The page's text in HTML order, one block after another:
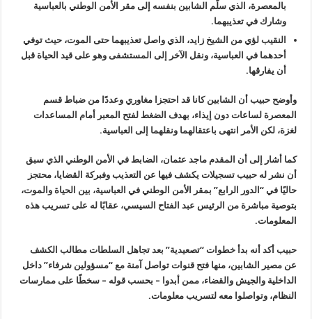
بالمعصرة، الذي سلّم الشابين بنفسه إلى مقر الأمن الوطني بالعباسية
وشارك في تعذيبهما.
النقيب لؤي من الشيخ زايد، الذي واصل تعذيبهما حتى الموت، حيث توفي
أحدهما في العباسية، ونقل الآخر إلى المستشفى وهو على قيد الحياة قبل
أن يفارقها.
وأوضح حبيب أن الشابين كانا قد احتجزا
مغاوري وعددًا من ضباط قسم
المعصرة لساعات دون إيذاء، بهدف الضغط لفتح المعبر أمام المساعدات
لغزة، لكن الأمر انتهى باعتقالهما ونقلهما إلى العباسية.
كما أشار إلى أن المقدم ماجد عثمان، الضابط في الأمن الوطني الذي سبق
أن نشر له حبيب تسجيلات يكشف فيها عن التعذيب وفبركة القضايا، محتجز
حاليًا في “الدور الرابع” بمقر الأمن الوطني في العباسية، بين الحياة والموت،
بتوصية مباشرة من الرئيس عبد الفتاح السيسي، عقابًا له على تسريب هذه
المعلومات.
حبيب أكد أنه بدأ خطوات “تصعيدية” بعد تجاهل السلطات مطالب الكشف
عن مصير الشابين، منها فتح قنوات تواصل آمنة مع “مسؤولين شرفاء” داخل
الداخلية والجيش والقضاء، ممن أبدوا – بحسب قوله –سخطًا على ممارسات
النظام، وتواصلوا معه لتسريب معلومات.